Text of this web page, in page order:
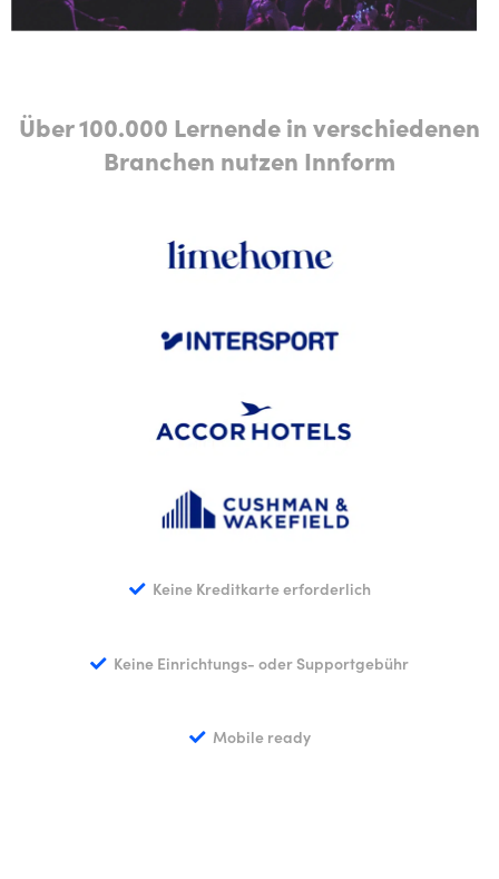
Über 100.000 Lernende in verschiedenen
Branchen nutzen Innform
Keine Kreditkarte erforderlich
Keine Einrichtungs- oder Supportgebühr
Mobile ready